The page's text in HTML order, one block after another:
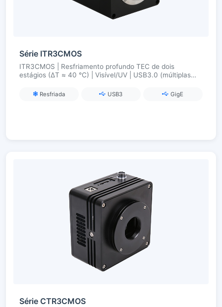
Série ITR3CMOS
ITR3CMOS | Resfriamento profundo TEC de dois
estágios (ΔT ≈ 40 °C) | Visível/UV | USB3.0 (múltiplas
industrialResfriada USB3 GigE
Série CTR3CMOS